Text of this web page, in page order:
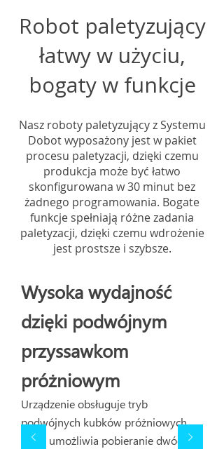
Robot paletyzujący
łatwy w użyciu,
bogaty w funkcje​
Nasz roboty paletyzujący z ​Systemu
Dobot wyposażony jest w pakiet
procesu paletyzacji, dzięki czemu
produkcja może być łatwo
skonfigurowana w 30 minut bez
żadnego programowania. Bogate
funkcje spełniają różne zadania
paletyzacji, dzięki czemu wdrożenie
jest prostsze i szybsze.
Wysoka wydajność
dzięki podwójnym
przyssawkom
próżniowym
Urządzenie obsługuje tryb
podwójnych kubków próżniowych,
który umożliwia pobieranie dwóch